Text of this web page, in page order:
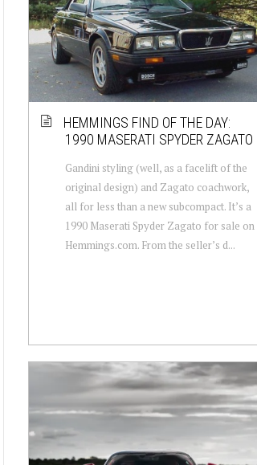
HEMMINGS FIND OF THE DAY:
1990 MASERATI SPYDER ZAGATO
Gandini styling (well, as a facelift of the
original design) and Zagato coachwork,
all for less than a new subcompact. It’s a
1990 Maserati Spyder Zagato for sale on
Hemmings.com. From the seller’s d...